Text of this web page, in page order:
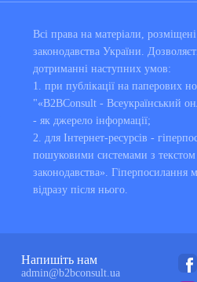
Всі права на матеріали,
законодавства України.
дотриманні наступних умов:
1. при публікації на паперових
"«B2BConsult - Всеукраїнський
- як джерело інформації;
2. для Інтернет-ресурсів -
пошуковими системами з текстом
законодавства». Гіперпосилання
відразу після нього.
Напишіть нам
admin@b2bconsult.ua